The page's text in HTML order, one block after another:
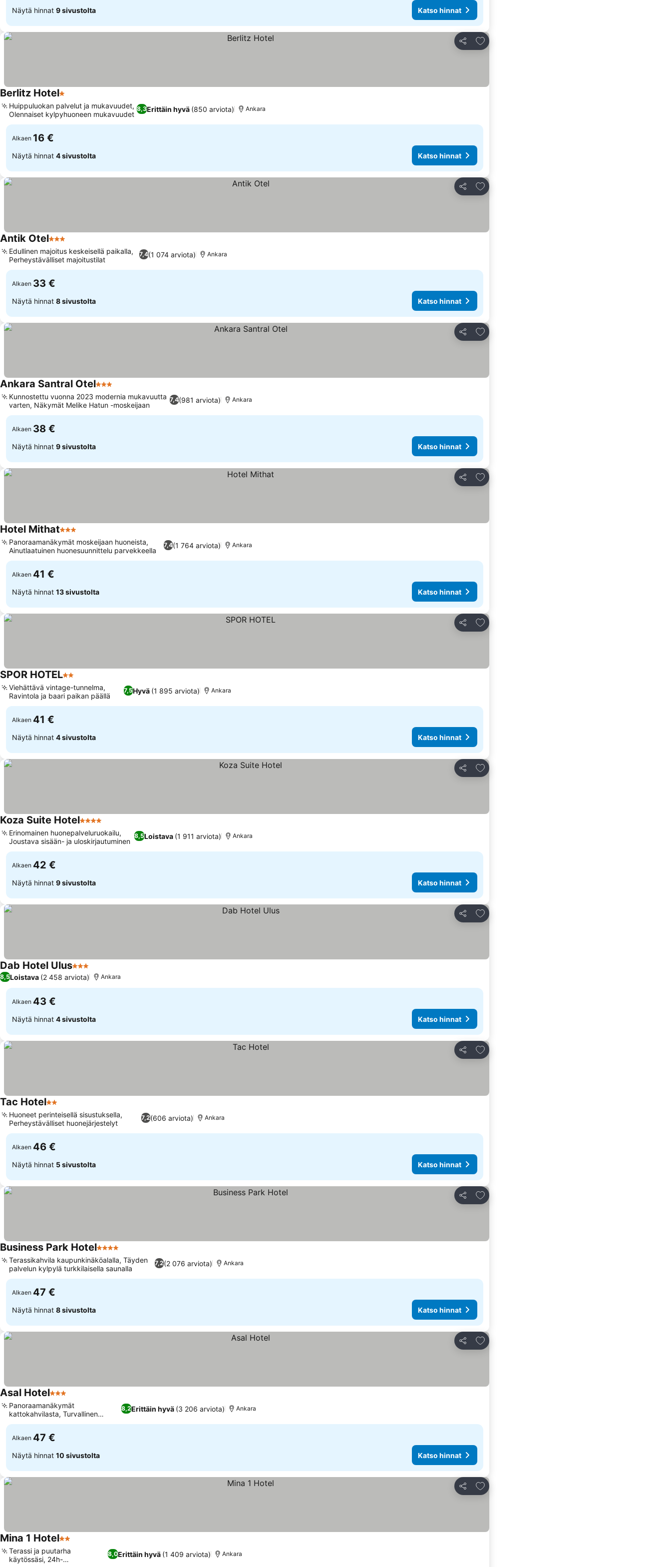
Näytä hinnat 9 sivustolta Katso hinnat
Jaa
Lisää suosikkeihin
Berlitz Hotel1 Tähtiluokitus
8,3Erittäin hyvä (850 arviota)
Huippuluokan palvelut ja mukavuudet,
Olennaiset kylpyhuoneen mukavuudet
Ankara
Alkaen 16 €
Näytä hinnat 4 sivustolta Katso hinnat
Jaa
Lisää suosikkeihin
Antik Otel3 Tähtiluokitus
7,4(1 074 arviota)
Edullinen majoitus keskeisellä paikalla,
Perheystävälliset majoitustilat
Ankara
Alkaen 33 €
Näytä hinnat 8 sivustolta Katso hinnat
Jaa
Lisää suosikkeihin
Ankara Santral Otel3 Tähtiluokitus
7,4(981 arviota)
Kunnostettu vuonna 2023 modernia mukavuutta
varten, Näkymät Melike Hatun -moskeijaan
Ankara
Alkaen 38 €
Näytä hinnat 9 sivustolta Katso hinnat
Jaa
Lisää suosikkeihin
Hotel Mithat3 Tähtiluokitus
7,4(1 764 arviota)
Panoraamanäkymät moskeijaan huoneista,
Ainutlaatuinen huonesuunnittelu parvekkeella
Ankara
Alkaen 41 €
Näytä hinnat 13 sivustolta Katso hinnat
Jaa
Lisää suosikkeihin
SPOR HOTEL2 Tähtiluokitus
7,5Hyvä (1 895 arviota)
Viehättävä vintage-tunnelma,
Ravintola ja baari paikan päällä
Ankara
Alkaen 41 €
Näytä hinnat 4 sivustolta Katso hinnat
Jaa
Lisää suosikkeihin
Koza Suite Hotel4 Tähtiluokitus
8,5Loistava (1 911 arviota)
Erinomainen huonepalveluruokailu,
Joustava sisään- ja uloskirjautuminen
Ankara
Alkaen 42 €
Näytä hinnat 9 sivustolta Katso hinnat
Jaa
Lisää suosikkeihin
Dab Hotel Ulus3 Tähtiluokitus
Katso hinnat
8,5Loistava (2 458 arviota) Ankara
Alkaen 43 €
Näytä hinnat 4 sivustolta Katso hinnat
Jaa
Lisää suosikkeihin
Tac Hotel2 Tähtiluokitus
7,2(606 arviota)
Huoneet perinteisellä sisustuksella,
Perheystävälliset huonejärjestelyt
Ankara
Alkaen 46 €
Näytä hinnat 5 sivustolta Katso hinnat
Jaa
Lisää suosikkeihin
Business Park Hotel4 Tähtiluokitus
7,2(2 076 arviota)
Terassikahvila kaupunkinäköalalla, Täyden
palvelun kylpylä turkkilaisella saunalla
Ankara
Alkaen 47 €
Näytä hinnat 8 sivustolta Katso hinnat
Jaa
Lisää suosikkeihin
Asal Hotel3 Tähtiluokitus
8,2Erittäin hyvä (3 206 arviota)
Panoraamanäkymät
kattokahvilasta, Turvallinen
pysäköintipalvelu
Ankara
Alkaen 47 €
Näytä hinnat 10 sivustolta Katso hinnat
Jaa
Lisää suosikkeihin
Mina 1 Hotel2 Tähtiluokitus
8,0Erittäin hyvä (1 409 arviota)
Terassi ja puutarha
käytössäsi, 24h-
Ankara